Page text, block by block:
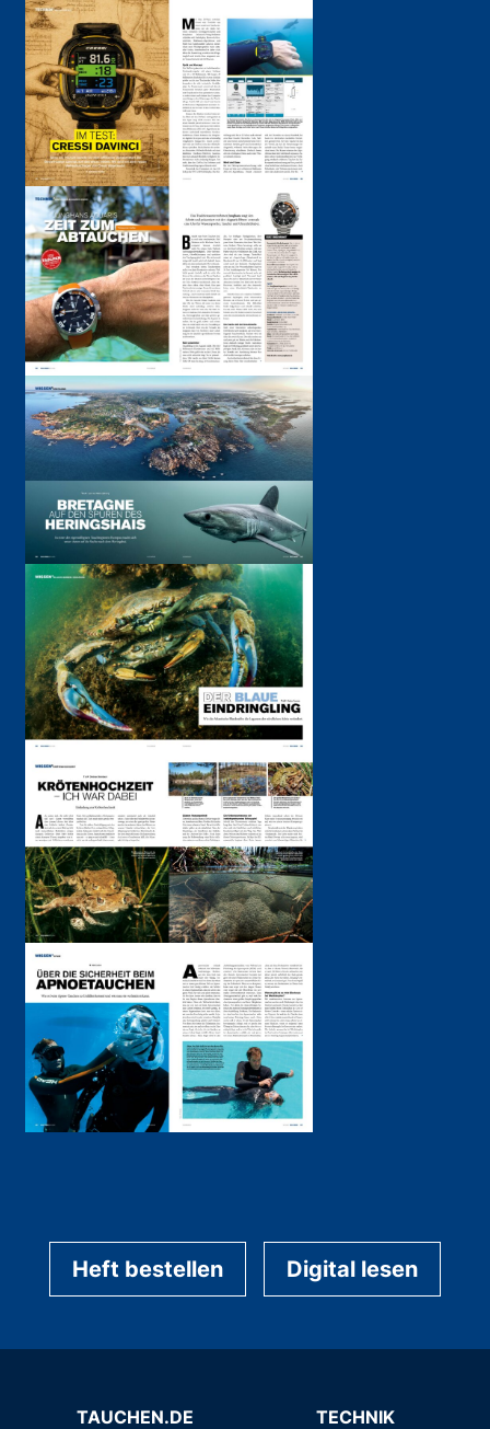
Heft bestellen Digital lesen
TAUCHEN.DE TECHNIK